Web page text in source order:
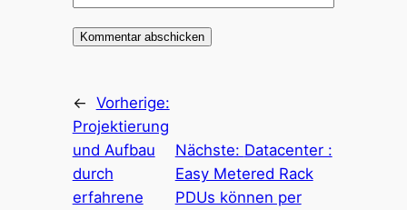
← Vorherige:
Projektierung
und Aufbau
durch
erfahrene
Nächste: Datacenter :
Easy Metered Rack
PDUs können per